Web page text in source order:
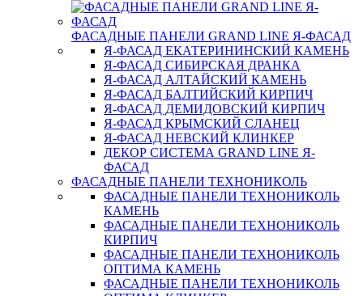
ФАСАДНЫЕ ПАНЕЛИ GRAND LINE Я-ФАСАД
Я-ФАСАД ЕКАТЕРИНИНСКИЙ КАМЕНЬ
Я-ФАСАД СИБИРСКАЯ ДРАНКА
Я-ФАСАД АЛТАЙСКИЙ КАМЕНЬ
Я-ФАСАД БАЛТИЙСКИЙ КИРПИЧ
Я-ФАСАД ДЕМИДОВСКИЙ КИРПИЧ
Я-ФАСАД КРЫМСКИЙ СЛАНЕЦ
Я-ФАСАД НЕВСКИЙ КЛИНКЕР
ДЕКОР СИСТЕМА GRAND LINE Я-
ФАСАД
ФАСАДНЫЕ ПАНЕЛИ ТЕХНОНИКОЛЬ
ФАСАДНЫЕ ПАНЕЛИ ТЕХНОНИКОЛЬ
КАМЕНЬ
ФАСАДНЫЕ ПАНЕЛИ ТЕХНОНИКОЛЬ
КИРПИЧ
ФАСАДНЫЕ ПАНЕЛИ ТЕХНОНИКОЛЬ
ОПТИМА КАМЕНЬ
ФАСАДНЫЕ ПАНЕЛИ ТЕХНОНИКОЛЬ